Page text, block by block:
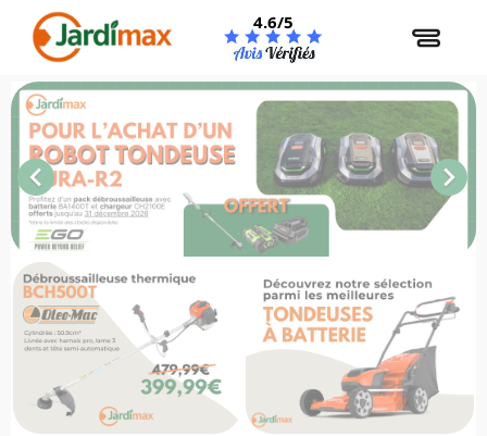
4.6/5

Précédent

Panneau de gestion des cookies